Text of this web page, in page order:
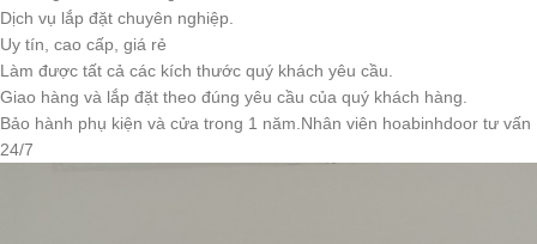
Dịch vụ lắp đặt chuyên nghiệp.
Uy tín, cao cấp, giá rẻ
Làm được tất cả các kích thước quý khách yêu cầu.
Giao hàng và lắp đặt theo đúng yêu cầu của quý khách hàng.
Bảo hành phụ kiện và cửa trong 1 năm.Nhân viên hoabinhdoor tư vấn
24/7